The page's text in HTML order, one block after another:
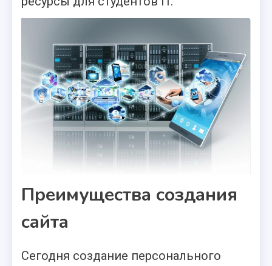
Преимущества создания
сайта
Сегодня создание персонального